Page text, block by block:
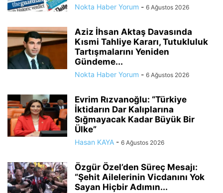
Nokta Haber Yorum - 6 Ağustos 2026
Aziz İhsan Aktaş Davasında
Kısmi Tahliye Kararı, Tutukluluk
Tartışmalarını Yeniden
Gündeme...
Nokta Haber Yorum - 6 Ağustos 2026
Evrim Rızvanoğlu: “Türkiye
İktidarın Dar Kalıplarına
Sığmayacak Kadar Büyük Bir
Ülke”
Hasan KAYA - 6 Ağustos 2026
Özgür Özel’den Süreç Mesajı:
“Şehit Ailelerinin Vicdanını Yok
Sayan Hiçbir Adımın...